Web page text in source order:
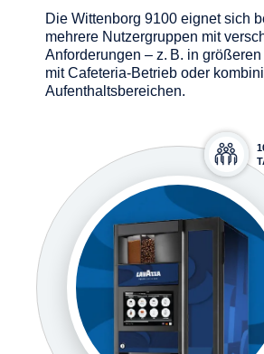
Die Wittenborg 9100 eignet sich
mehrere Nutzergruppen mit
Anforderungen – z. B. in
mit Cafeteria-Betrieb oder
Aufenthaltsbereichen.